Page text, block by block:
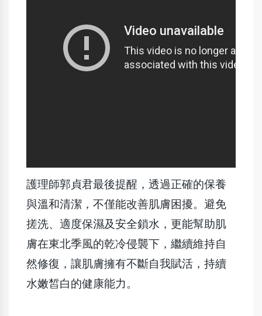
護理師郭貞君最後提醒，透過正確的保養
與溫和清潔，不僅能改善肌膚困擾。避免
搓洗、適度保濕及安全鎖水，更能幫助肌
膚在東北季風的乾冷侵襲下，繼續維持自
然修復，讓肌膚擁有不斷自我賦活，持續
水嫩皙白的健康能力。